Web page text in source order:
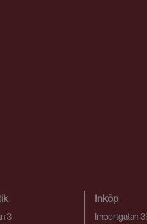
3
Inköp
Importgatan